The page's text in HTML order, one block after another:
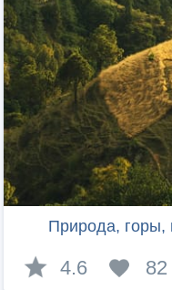
Природа, горы,
4.6 82